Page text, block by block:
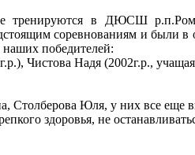
в ДЮСШ
соревнованиям и были
победителей:
Чистова Надя (2002г.р.,
Столберова Юля, у них все еще
здоровья, не